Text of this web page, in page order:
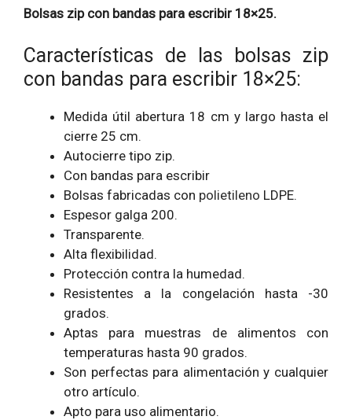
Bolsas zip con bandas para escribir 18×25.
Características de las bolsas zip
con bandas para escribir 18×25:
Medida útil abertura 18 cm y largo hasta el
cierre 25 cm.
Autocierre tipo zip.
Con bandas para escribir
Bolsas fabricadas con polietileno LDPE.
Espesor galga 200.
Transparente.
Alta flexibilidad.
Protección contra la humedad.
Resistentes a la congelación hasta -30
grados.
Aptas para muestras de alimentos con
temperaturas hasta 90 grados.
Son perfectas para alimentación y cualquier
otro artículo.
Apto para uso alimentario.